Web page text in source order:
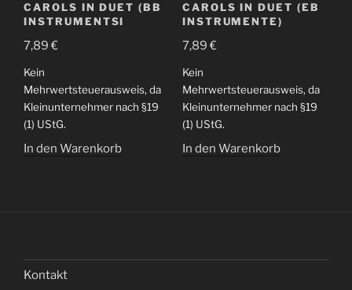
CAROLS IN DUET (BB
INSTRUMENTSI
7,89€
Kein
Mehrwertsteuerausweis, da
Kleinunternehmer nach §19
(1) UStG.
In den Warenkorb
CAROLS IN DUET (EB
INSTRUMENTE)
7,89€
Kein
Mehrwertsteuerausweis, da
Kleinunternehmer nach §19
(1) UStG.
In den Warenkorb
Kontakt